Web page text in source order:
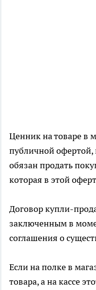
Ценник на товаре в
публичной офертой,
обязан продать
которая в этой
Договор купли-
заключенным в
соглашения о
Если на полке в
товара, а на кассе